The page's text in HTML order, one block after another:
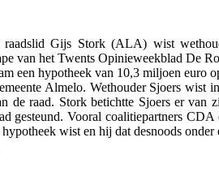
Gijs Stork (ALA) wist
van het Twents Opinieweekblad De
een hypotheek van 10,3 miljoen euro
Almelo. Wethouder Sjoers wist
de raad. Stork betichtte Sjoers er van
gesteund. Vooral coalitiepartners
hypotheek wist en hij dat desnoods